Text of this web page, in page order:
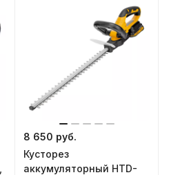
8 650 руб.
Кусторез
аккумуляторный HTD-